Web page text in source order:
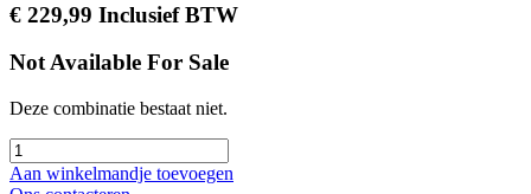
€ 229,99 Inclusief BTW
Not Available For Sale
Deze combinatie bestaat niet.
Aan winkelmandje toevoegen